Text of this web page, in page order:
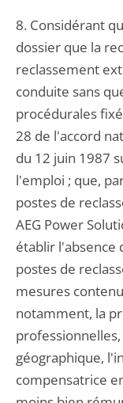
8. Considérant
dossier que la
reclassement
conduite sans
procédurales
28 de l'accord
du 12 juin 1987
l'emploi ; que,
postes de
AEG Power
établir l'absence
postes de
mesures
notamment, la
géographique,
compensatrice